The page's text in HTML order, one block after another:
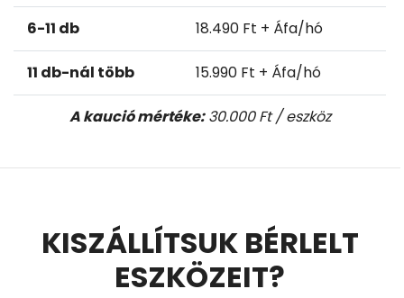
6-11 db 18.490 Ft + Áfa/hó
11 db-nál több 15.990 Ft + Áfa/hó
A kaució mértéke: 30.000 Ft / eszköz
KISZÁLLÍTSUK BÉRLELT
ESZKÖZEIT?